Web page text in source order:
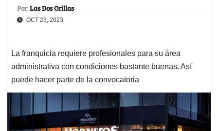
Por Las Dos Orillas
OCT 23, 2023
La franquicia requiere profesionales para su área
administrativa con condiciones bastante buenas. Así
puede hacer parte de la convocatoria